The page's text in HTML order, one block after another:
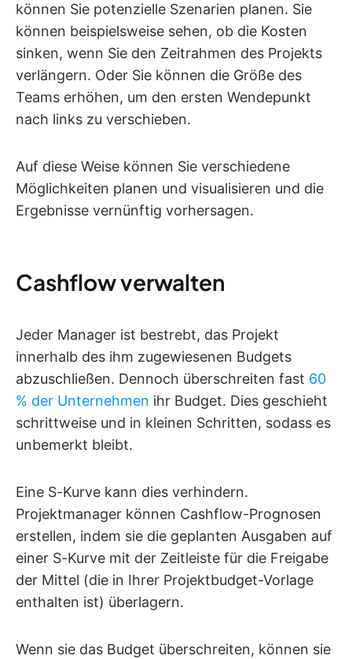
können Sie potenzielle Szenarien planen. Sie
können beispielsweise sehen, ob die Kosten
sinken, wenn Sie den Zeitrahmen des Projekts
verlängern. Oder Sie können die Größe des
Teams erhöhen, um den ersten Wendepunkt
nach links zu verschieben.
Auf diese Weise können Sie verschiedene
Möglichkeiten planen und visualisieren und die
Ergebnisse vernünftig vorhersagen.
Cashflow verwalten
Jeder Manager ist bestrebt, das Projekt
innerhalb des ihm zugewiesenen Budgets
abzuschließen. Dennoch überschreiten fast 60
% der Unternehmen ihr Budget. Dies geschieht
schrittweise und in kleinen Schritten, sodass es
unbemerkt bleibt.
Eine S-Kurve kann dies verhindern.
Projektmanager können Cashflow-Prognosen
erstellen, indem sie die geplanten Ausgaben auf
einer S-Kurve mit der Zeitleiste für die Freigabe
der Mittel (die in Ihrer Projektbudget-Vorlage
enthalten ist) überlagern.
Wenn sie das Budget überschreiten, können sie